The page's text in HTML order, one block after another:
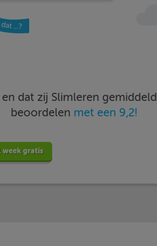
dat zij Slimleren gemiddeld
beoordelen met een 9,2!
week gratis